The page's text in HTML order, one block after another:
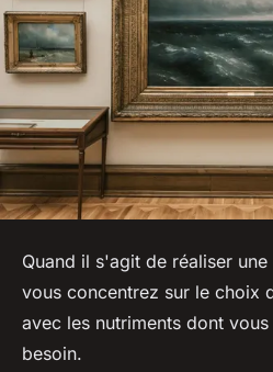
Quand il s'agit de réaliser
vous concentrez sur le choix
avec les nutriments dont
besoin.